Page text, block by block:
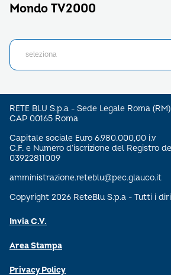
Mondo TV2000
RETE BLU S.p.a - Sede Legale Roma
CAP 00165 Roma
Capitale sociale Euro 6.980.000,00 i.v
C.F. e Numero d’iscrizione del Registro
03922811009
amministrazione.reteblu@pec.glauco.it
Copyright 2026 ReteBlu S.p.a - Tutti i
Invia C.V.
Area Stampa
Privacy Policy